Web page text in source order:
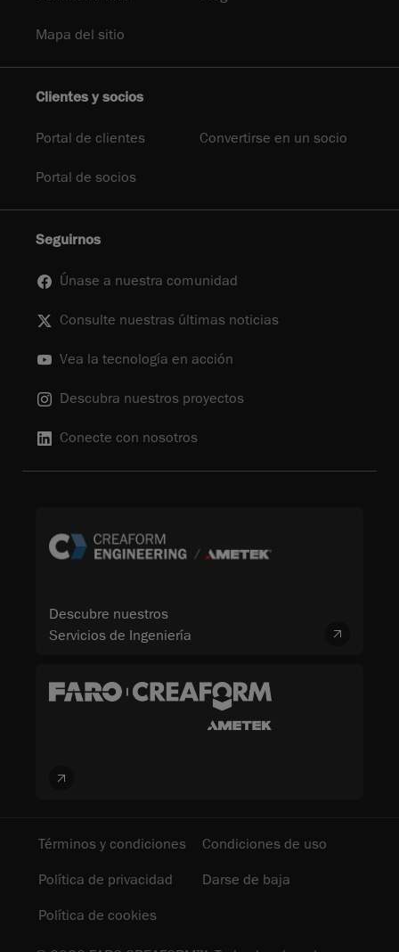
Mapa del sitio
Clientes y socios
Portal de clientes Convertirse en un socio
Portal de socios
Seguirnos
Únase a nuestra comunidad
Consulte nuestras últimas noticias
Vea la tecnología en acción
Descubra nuestros proyectos
Conecte con nosotros
Descubre nuestros
Servicios de Ingeniería
Términos y condiciones
Condiciones de uso
Política de privacidad
Darse de baja
Política de cookies